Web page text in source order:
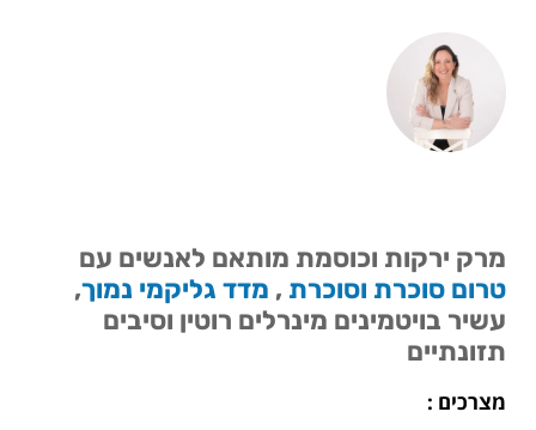
מרק ירקות וכוסמת מותאם לאנשים עם
טרום סוכרת וסוכרת , מדד גליקמי נמוך,
עשיר בויטמינים מינרלים רוטין וסיבים
תזונתיים
מצרכים :